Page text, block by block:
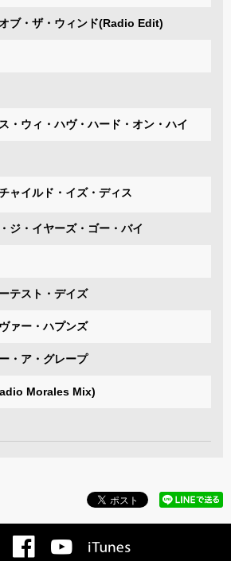
ブ・ザ・ウィンド(Radio Edit)
・ウィ・ハヴ・ハード・オン・ハイ
ャイルド・イズ・ディス
ジ・イヤーズ・ゴー・バイ
テスト・デイズ
ァー・ハプンズ
・ア・グレープ
Morales Mix)